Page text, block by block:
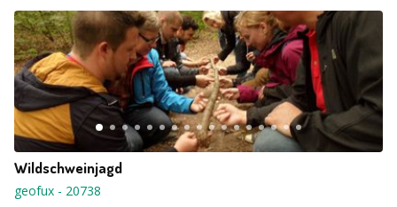
Wildschweinjagd
geofux - 20738